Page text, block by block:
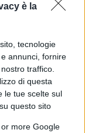
è la
tecnologie
annunci, fornire
traffico.
di questa
le tue scelte sul
questo sito
more Google
e attaccati, ma
l’idea che